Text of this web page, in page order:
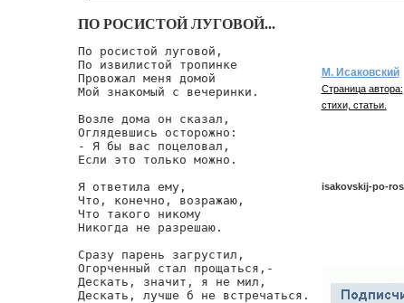
ПО РОСИСТОЙ ЛУГОВОЙ...
По росистой луговой,
По извилистой тропинке
Провожал меня домой
Мой знакомый с вечеринки.
Возле дома он сказал,
Оглядевшись осторожно:
- Я бы вас поцеловал,
Если это только можно.
Я ответила ему,
Что, конечно, возражаю,
Что такого никому
Никогда не разрешаю.
Сразу парень загрустил,
Огорченный стал прощаться,-
Дескать, значит, я не мил,
Дескать, лучше б не встречаться.
М. Исаковский
Страница автора:
стихи, статьи.
isakovskij-po-